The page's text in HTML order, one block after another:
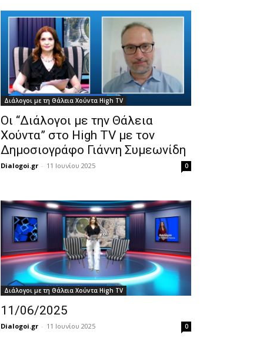
Διάλογοι με τη Θάλεια Χούντα High TV
Οι “Διάλογοι με την Θάλεια
Χούντα” στο High TV με τον
Δημοσιογράφο Γιάννη Συμεωνίδη
Dialogoi.gr - 11 Ιουνίου 2025 0
Διάλογοι με τη Θάλεια Χούντα High TV
11/06/2025
Dialogoi.gr - 11 Ιουνίου 2025 0